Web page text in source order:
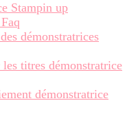
Stampin up
démonstratrices
titres démonstratrice
démonstratrice